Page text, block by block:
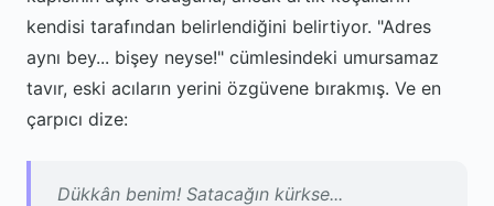
kendisi tarafından belirlendiğini belirtiyor. "Adres
aynı bey... bişey neyse!" cümlesindeki umursamaz
tavır, eski acıların yerini özgüvene bırakmış. Ve en
çarpıcı dize:
Dükkân benim! Satacağın kürkse...